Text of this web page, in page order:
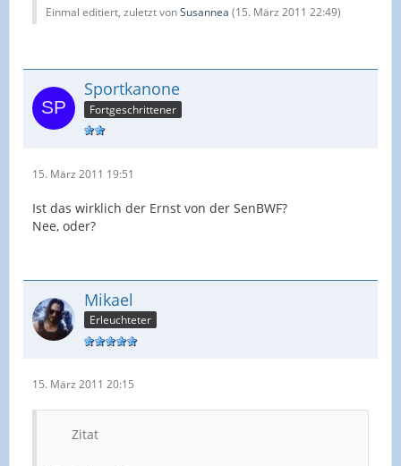
Einmal editiert, zuletzt vonSusannea (15. März 2011 22:49)
Sportkanone
Fortgeschrittener
15. März 2011 19:51
Ist das wirklich der Ernst von der SenBWF?
Nee, oder?
Mikael
Erleuchteter
15. März 2011 20:15
Zitat